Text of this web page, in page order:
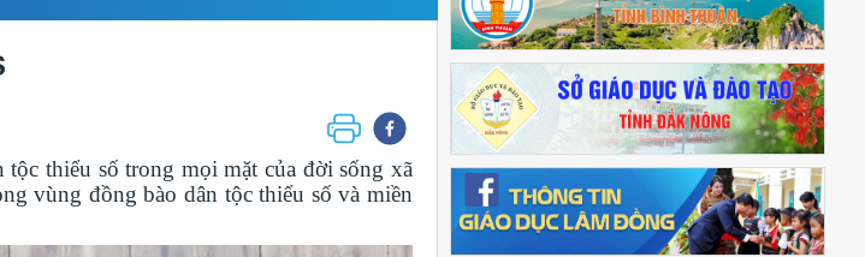
thiểu số trong mọi mặt của đời sống xã
vùng đồng bào dân tộc thiểu số và miền